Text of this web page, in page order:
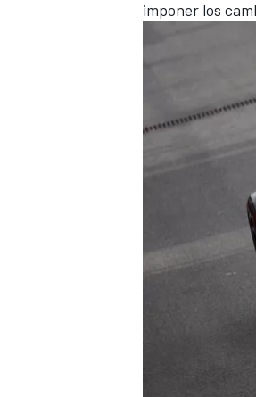
imponer los